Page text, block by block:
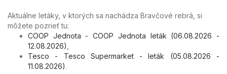
Aktuálne letáky, v ktorých sa nachádza Bravčové rebrá, si
môžete pozrieť tu:
COOP Jednota - COOP Jednota leták (06.08.2026 -
12.08.2026)
Tesco - Tesco Supermarket - leták (05.08.2026 -
11.08.2026).